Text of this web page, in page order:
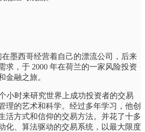
在墨西哥经营着自己的漂流公司，后来
求，于 2000 年在荷兰的一家风险投资
金融之旅。
小时来研究世界上成功投资者的交易
理的艺术和科学。经过多年学习，他创
活方式和信仰的交易方法。并花了十多
化、算法驱动的交易系统，以最大限度